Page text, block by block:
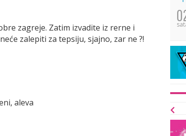
zagreje. Zatim izvadite iz rerne i
zalepiti za tepsiju, sjajno, zar ne ?!
aleva